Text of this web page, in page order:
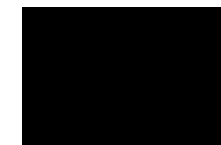
Reproductor